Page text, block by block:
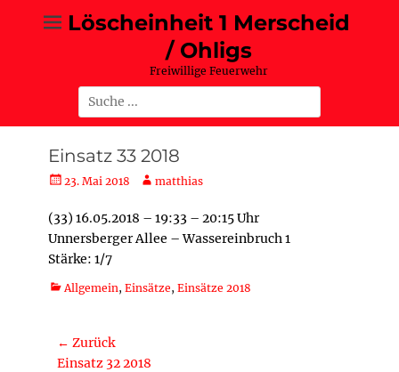
Löscheinheit 1 Merscheid
/ Ohligs
Freiwillige Feuerwehr
Suche
nach:
Einsatz 33 2018
Posted
23. Mai 2018 Autormatthias
(33) 16.05.2018 – 19:33 – 20:15 Uhr
Unnersberger Allee – Wassereinbruch 1
Stärke: 1/7
Kategorien
Allgemein, Einsätze, Einsätze 2018
Beitragsnavigation
← Zurück
Vorheriger
Einsatz 32 2018